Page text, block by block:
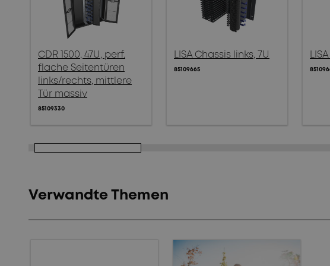
CDR 1500, 47U, perf.
flache Seitentüren
links/rechts, mittlere
Tür massiv
85109330
LISA Chassis links, 7U
85109665
Verwandte Themen